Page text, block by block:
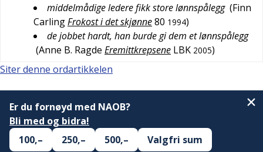
middelmådige ledere fikk store lønnspålegg (Finn
CarlingFrokost i det skjønne80 1994)
de jobbet hardt, han burde gi dem et lønnspålegg
(Anne B. Ragde Eremittkrepsene LBK 2005)
Siter denne ordartikkelen
Er du fornøyd med NAOB?
Bli med og bidra!
100,–
250,– 500,– Valgfri sum